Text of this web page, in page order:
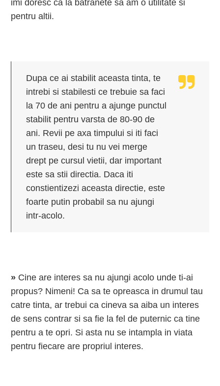
imi doresc ca la batranete sa am o utilitate si
pentru altii.
Dupa ce ai stabilit aceasta tinta, te
intrebi si stabilesti ce trebuie sa faci
la 70 de ani pentru a ajunge punctul
stabilit pentru varsta de 80-90 de
ani. Revii pe axa timpului si iti faci
un traseu, desi tu nu vei merge
drept pe cursul vietii, dar important
este sa stii directia. Daca iti
constientizezi aceasta directie, este
foarte putin probabil sa nu ajungi
intr-acolo.
» Cine are interes sa nu ajungi acolo unde ti-ai
propus? Nimeni! Ca sa te opreasca in drumul tau
catre tinta, ar trebui ca cineva sa aiba un interes
de sens contrar si sa fie la fel de puternic ca tine
pentru a te opri. Si asta nu se intampla in viata
pentru fiecare are propriul interes.